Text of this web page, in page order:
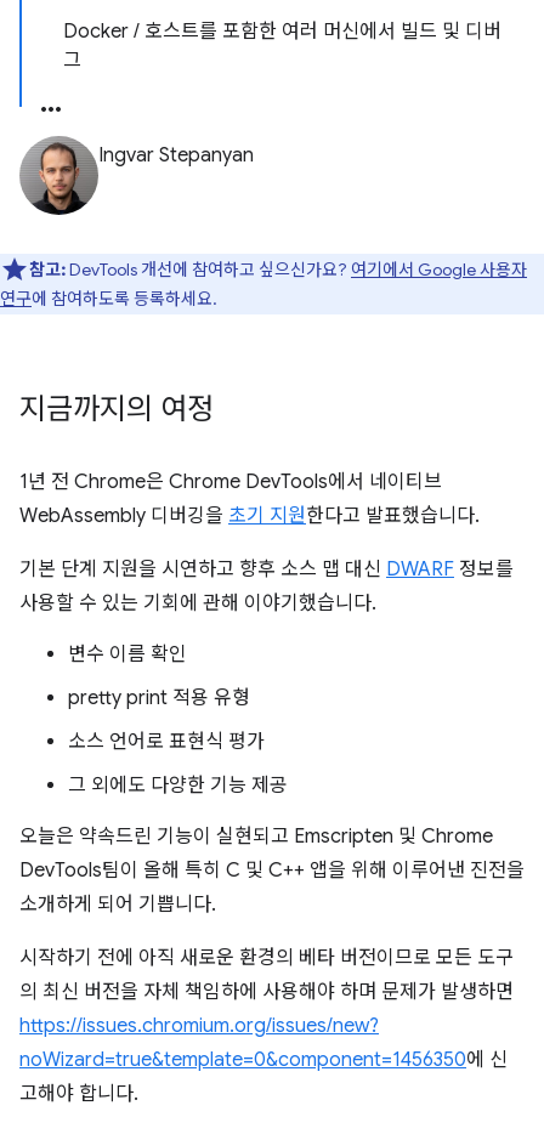
Docker / 호스트를 포함한 여러 머신에서 빌드 및 디버
그
Ingvar Stepanyan
참고:DevTools 개선에 참여하고 싶으신가요? 여기에서 Google 사용자
연구에 참여하도록 등록하세요.
지금까지의 여정
1년 전 Chrome은 Chrome DevTools에서 네이티브
WebAssembly 디버깅을 초기 지원한다고 발표했습니다.
기본 단계 지원을 시연하고 향후 소스 맵 대신 DWARF 정보를
사용할 수 있는 기회에 관해 이야기했습니다.
변수 이름 확인
pretty print 적용 유형
소스 언어로 표현식 평가
그 외에도 다양한 기능 제공
오늘은 약속드린 기능이 실현되고 Emscripten 및 Chrome
DevTools팀이 올해 특히 C 및 C++ 앱을 위해 이루어낸 진전을
소개하게 되어 기쁩니다.
시작하기 전에 아직 새로운 환경의 베타 버전이므로 모든 도구
의 최신 버전을 자체 책임하에 사용해야 하며 문제가 발생하면
https://issues.chromium.org/issues/new?
noWizard=true&template=0&component=1456350에 신
고해야 합니다.